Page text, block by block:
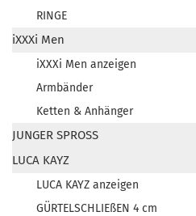
RINGE
iXXXi Men
iXXXi Men anzeigen
Armbänder
Ketten & Anhänger
JUNGER SPROSS
LUCA KAYZ
LUCA KAYZ anzeigen
GÜRTELSCHLIEßEN 4 cm